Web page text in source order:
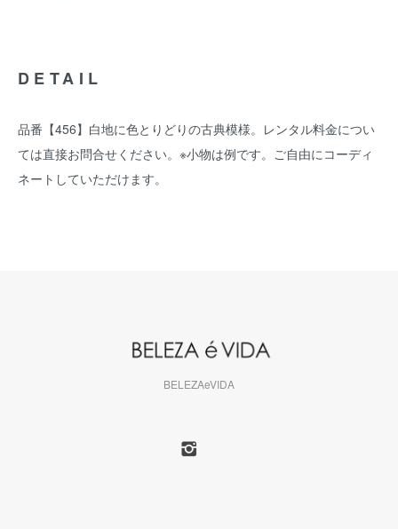
DETAIL
品番【456】白地に色とりどりの古典模様。レンタル料金につい
ては直接お問合せください。※小物は例です。ご自由にコーディ
ネートしていただけます。
BELEZAeVIDA